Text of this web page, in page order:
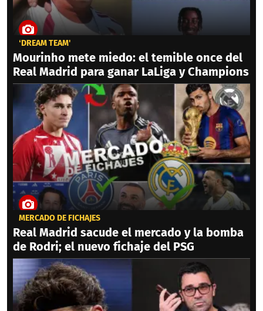
‘DREAM TEAM'
Mourinho mete miedo: el temible once del
Real Madrid para ganar LaLiga y Champions
MERCADO DE FICHAJES
Real Madrid sacude el mercado y la bomba
de Rodri; el nuevo fichaje del PSG